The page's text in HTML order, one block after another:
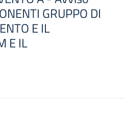
GRUPPO DI
E IL
E IL